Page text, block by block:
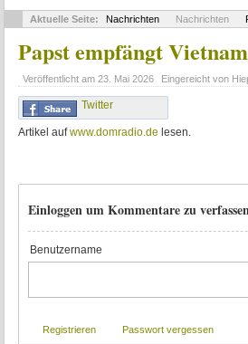
Aktuelle Seite: Nachrichten Nachrichten
Papst empfängt
Veröffentlicht am 23. Mai 2026 Eingereicht von
Twitter
Artikel aufwww.domradio.de lesen.
Einloggen um Kommentare zu
Benutzername
Registrieren Passwort vergessen